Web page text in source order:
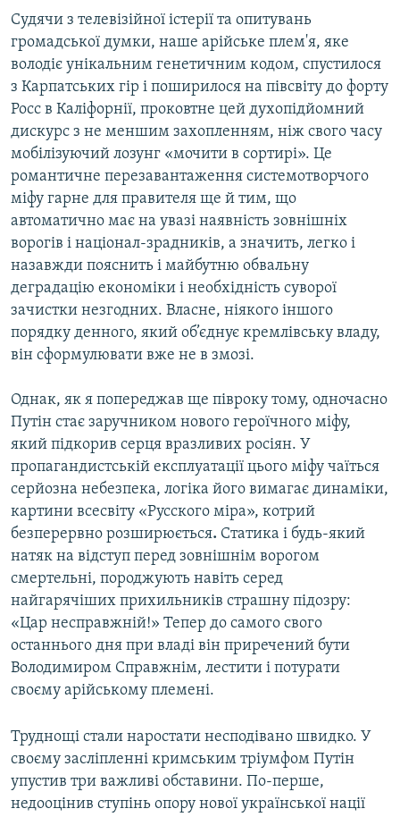
Судячи з телевізійної істерії та опитувань
громадської думки, наше арійське плем'я, яке
володіє унікальним генетичним кодом, спустилося
з Карпатських гір і поширилося на півсвіту до форту
Росс в Каліфорнії, проковтне цей духопідйомний
дискурс з не меншим захопленням, ніж свого часу
мобілізуючий лозунг «мочити в сортирі». Це
романтичне перезавантаження системотворчого
міфу гарне для правителя ще й тим, що
автоматично має на увазі наявність зовнішніх
ворогів і націонал-зрадників, а значить, легко і
назавжди пояснить і майбутню обвальну
деградацію економіки і необхідність суворої
зачистки незгодних. Власне, ніякого іншого
порядку денного, який об’єднує кремлівську владу,
він сформулювати вже не в змозі.
Однак, як я попереджав ще півроку тому, одночасно
Путін стає заручником нового героїчного міфу,
який підкорив серця вразливих росіян. У
пропагандистській експлуатації цього міфу чаїться
серйозна небезпека, логіка його вимагає динаміки,
картини всесвіту «Русского міра», котрий
безперервно розширюється. Статика і будь-який
натяк на відступ перед зовнішнім ворогом
смертельні, породжують навіть серед
найгарячіших прихильників страшну підозру:
«Цар несправжній!» Тепер до самого свого
останнього дня при владі він приречений бути
Володимиром Справжнім, лестити і потурати
своєму арійському племені.
Труднощі стали наростати несподівано швидко. У
своєму засліпленні кримським тріумфом Путін
упустив три важливі обставини. По-перше,
недооцінив ступінь опору нової української нації